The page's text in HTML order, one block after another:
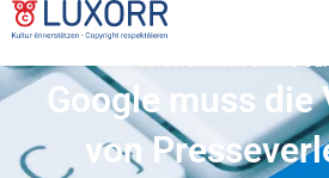
Veröffentlicht am10
Google muss die
von